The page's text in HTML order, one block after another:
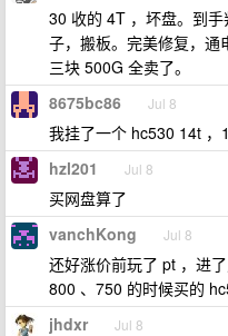
30 收的 4T ，坏盘。到
子，搬板。完美修复，通
三块 500G 全卖了。
8675bc86 Jul 8
我挂了一个 hc530 14t ，
hzl201 Jul 8
买网盘算了
vanchKong Jul 8
还好涨价前玩了 pt ，进
800 、750 的时候买的
jhdxr Jul 8